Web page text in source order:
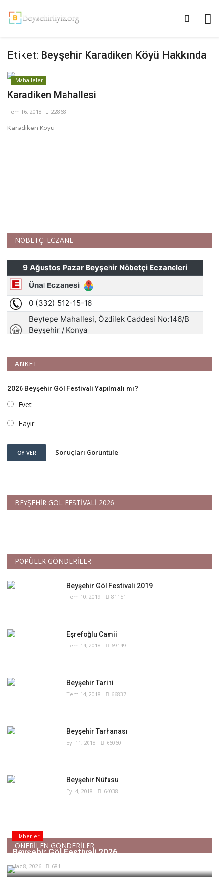
Etiket: Beyşehir Karadiken Köyü Hakkında
Mahalleler
Karadiken Mahallesi
Tem 16, 2018 22868
Karadiken Köyü
NÖBETÇİ ECZANE
ANKET
2026 Beyşehir Göl Festivali Yapılmalı mı?
Evet
Hayır
OY VER Sonuçları Görüntüle
BEYŞEHİR GÖL FESTİVALİ 2026
POPÜLER GÖNDERİLER
Beyşehir Göl Festivali 2019
Tem 10, 2019 81151
Eşrefoğlu Camii
Tem 14, 2018 69149
Beyşehir Tarihi
Tem 14, 2018 66837
Beyşehir Tarhanası
Eyl 11, 2018 66060
Beyşehir Nüfusu
Eyl 4, 2018 64038
ÖNERİLEN GÖNDERİLER
Haberler
Beyşehir Göl Festivali 2026
Haz 8, 2026 681